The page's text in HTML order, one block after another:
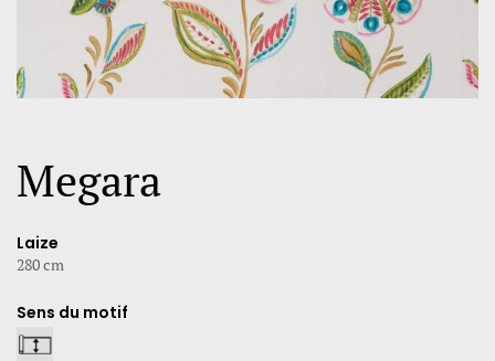
Megara
Laize
280 cm
Sens du motif